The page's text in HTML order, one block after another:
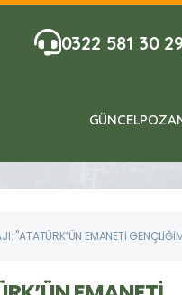
0322 581 30
GÜNCEL
"ATATÜRK’ÜN EMANETİ